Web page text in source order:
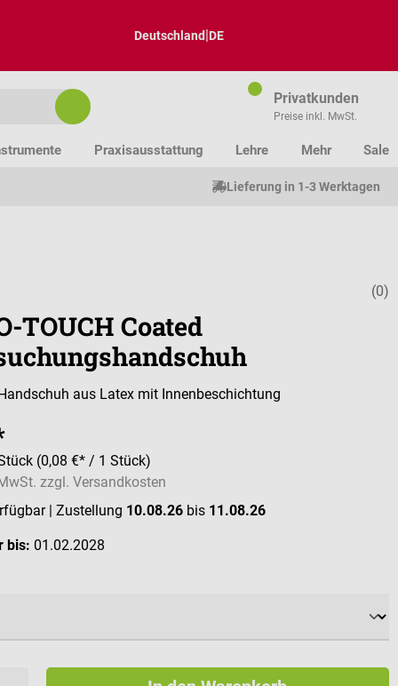
Deutschland|DE
Privatkunden
Preise inkl. MwSt.
Praxisausstattung Lehre Mehr Sale
Lieferung in 1-3 Werktagen
(0)
TOUCH Coated
aus Latex mit Innenbeschichtung
(0,08 €* / 1 Stück)
zzgl. Versandkosten
| Zustellung 10.08.26 bis 11.08.26
bis: 01.02.2028